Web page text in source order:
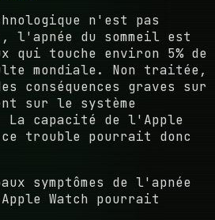
n'est pas
l'apnée du sommeil est
qui touche environ 5% de
mondiale. Non traitée,
conséquences graves sur
sur le système
La capacité de l'Apple
trouble pourrait donc
symptômes de l'apnée
Watch pourrait